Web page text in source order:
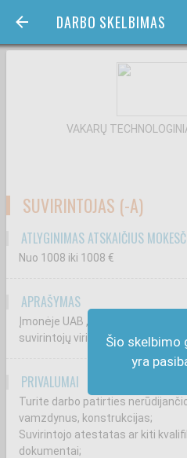
DARBO SKELBIMAS
Šio skelbimo
yra
VAKARŲ
SUVIRINTOJAS (-A)
ATLYGINIMAS ATSKAIČIUS
Nuo 1008 iki 1008 €
APRAŠYMAS
Įmonėje UAB „Vakarų
suvirintojų virinančių TIG, MIG
PRIVALUMAI
Turite darbo patirties
vamzdynus, konstrukcijas;
Suvirintojo atestatas ar kiti
dokumentai;